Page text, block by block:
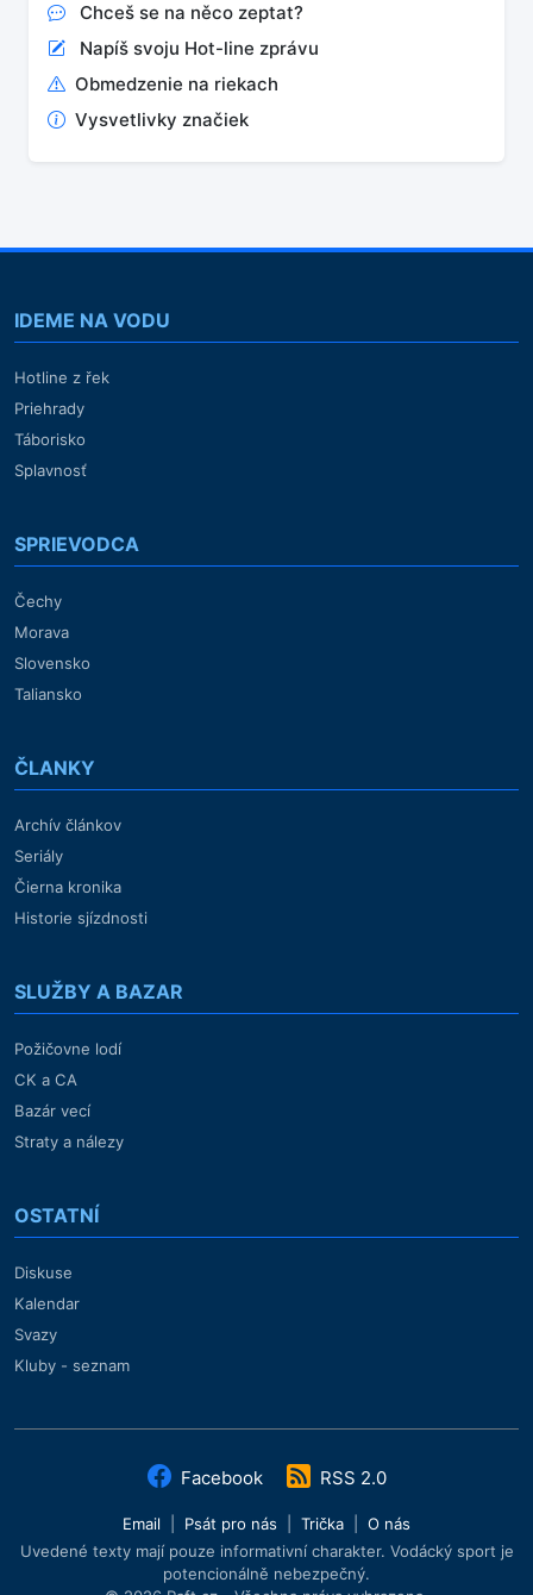
Chceš se na něco zeptat?
Napíš svoju Hot-line zprávu
Obmedzenie na riekach
Vysvetlivky značiek
IDEME NA VODU
Hotline z řek
Priehrady
Táborisko
Splavnosť
SPRIEVODCA
Čechy
Morava
Slovensko
Taliansko
ČLANKY
Archív článkov
Seriály
Čierna kronika
Historie sjízdnosti
SLUŽBY A BAZAR
Požičovne lodí
CK a CA
Bazár vecí
Straty a nálezy
OSTATNÍ
Diskuse
Kalendar
Svazy
Kluby - seznam
Facebook RSS 2.0
Email Psát pro nás Trička
O nás
Uvedené texty mají pouze informativní charakter. Vodácký sport je
potencionálně nebezpečný.